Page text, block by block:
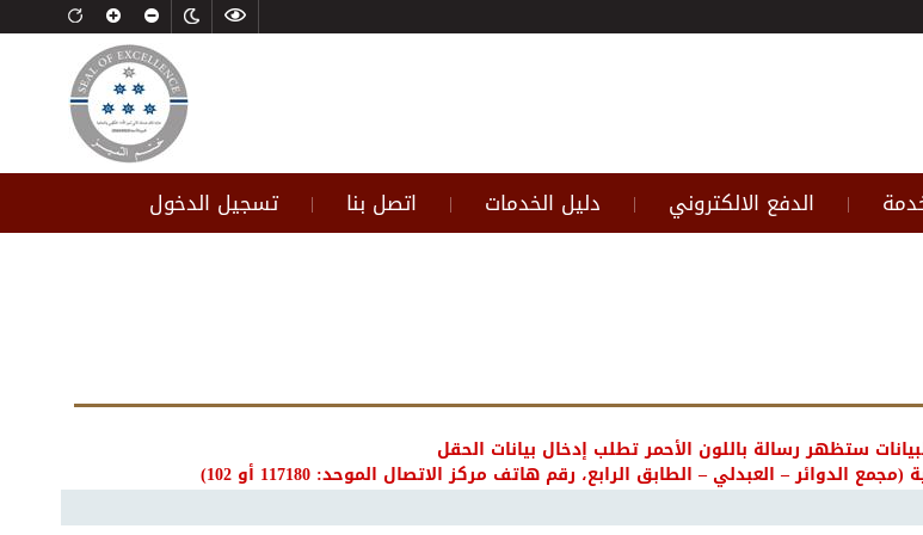
| الدفع الالكتروني | دليل الخدمات | اتصل بنا | تسجيل الدخول
ستظهر رسالة باللون الأحمر تطلب إدخال بيانات الحقل
– العبدلي – الطابق الرابع، رقم هاتف مركز الاتصال الموحد: 117180 أو 102)